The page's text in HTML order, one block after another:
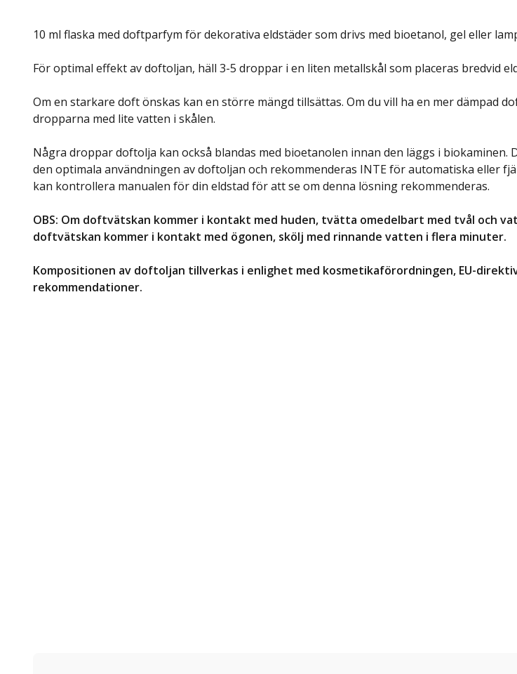
10 ml flaska med doftparfym för dekorativa eldstäder som drivs med bioetanol, gel eller
För optimal effekt av doftoljan, häll 3-5 droppar i en liten metallskål som placeras bredvid
Om en starkare doft önskas kan en större mängd tillsättas. Om du vill ha en mer dämpad
dropparna med lite vatten i skålen.
Några droppar doftolja kan också blandas med bioetanolen innan den läggs i biokaminen.
den optimala användningen av doftoljan och rekommenderas INTE för automatiska eller
kan kontrollera manualen för din eldstad för att se om denna lösning rekommenderas.
OBS: Om doftvätskan kommer i kontakt med huden, tvätta omedelbart med tvål och
doftvätskan kommer i kontakt med ögonen, skölj med rinnande vatten i flera minuter.
Kompositionen av doftoljan tillverkas i enlighet med kosmetikaförordningen, EU-
rekommendationer.